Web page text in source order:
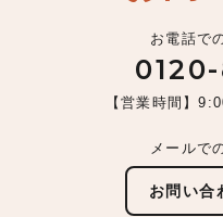
お電話で
【営業時間】
メールで
お問い合